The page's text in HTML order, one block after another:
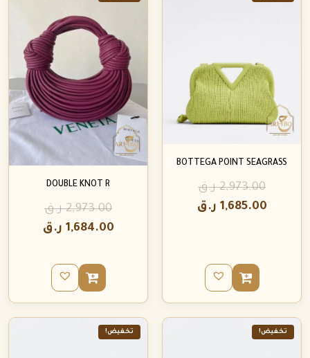
BOTTEGA POINT SEAGRASS
2,973.00 ر.ق
1,685.00 ر.ق
DOUBLE KNOT R
2,973.00 ر.ق
1,684.00 ر.ق
تخفيض! تخفيض!